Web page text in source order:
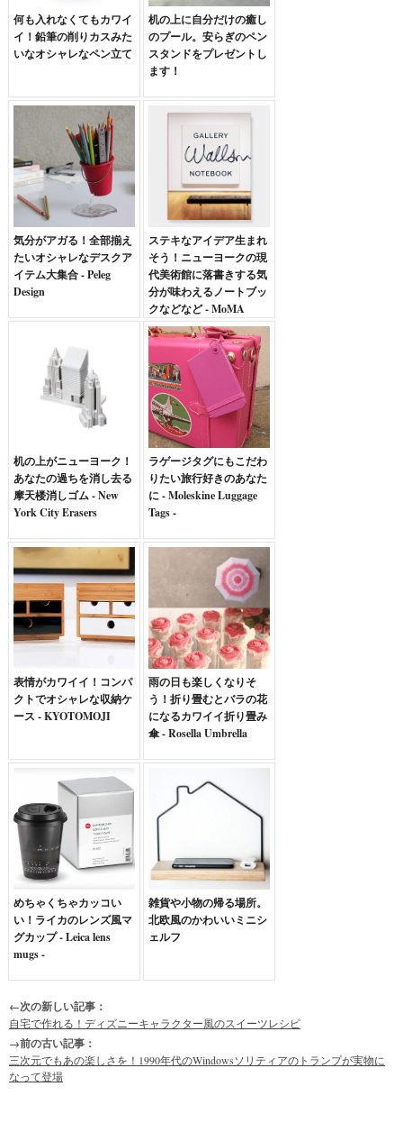
何も入れなくてもカワイ
イ！鉛筆の削りカスみた
いなオシャレなペン立て
机の上に自分だけの癒し
のプール。安らぎのペン
スタンドをプレゼントし
ます！
気分がアガる！全部揃え
たいオシャレなデスクア
イテム大集合 - Peleg
Design
ステキなアイデア生まれ
そう！ニューヨークの現
代美術館に落書きする気
分が味わえるノートブッ
クなどなど - MoMA
GALLERY Walls
NOTEBOOK
机の上がニューヨーク！
あなたの過ちを消し去る
摩天楼消しゴム - New
York City Erasers
ラゲージタグにもこだわ
りたい旅行好きのあなた
に - Moleskine Luggage
Tags -
表情がカワイイ！コンパ
クトでオシャレな収納ケ
ース - KYOTOMOJI
雨の日も楽しくなりそ
う！折り畳むとバラの花
になるカワイイ折り畳み
傘 - Rosella Umbrella
めちゃくちゃカッコい
い！ライカのレンズ風マ
グカップ - Leica lens
mugs -
雑貨や小物の帰る場所。
北欧風のかわいいミニシ
ェルフ
←次の新しい記事：
自宅で作れる！ディズニーキャラクター風のスイーツレシピ
→前の古い記事：
三次元でもあの楽しさを！1990年代のWindowsソリティアのトランプが実物に
なって登場